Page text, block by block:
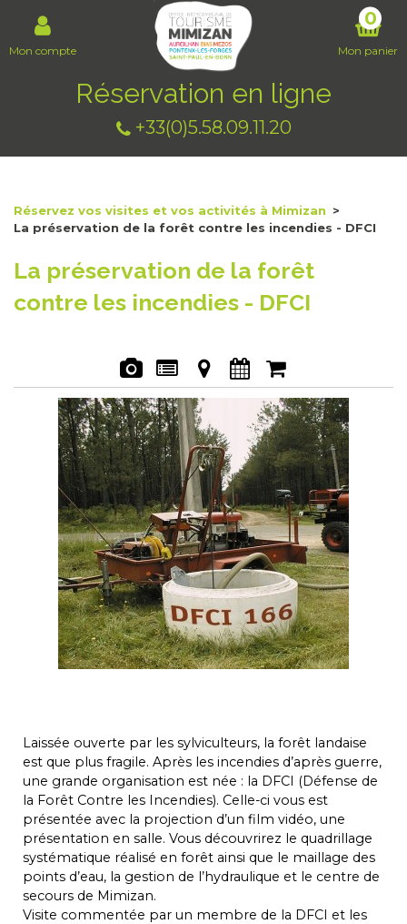
Réservation en ligne
+33(0)5.58.09.11.20
Mon compte Mon panier
0
Réservez vos visites et vos activités à Mimizan >
La préservation de la forêt contre les incendies - DFCI
La préservation de la forêt
contre les incendies - DFCI
Laissée ouverte par les sylviculteurs, la forêt landaise
est que plus fragile. Après les incendies d’après guerre,
une grande organisation est née : la DFCI (Défense de
la Forêt Contre les Incendies). Celle-ci vous est
présentée avec la projection d’un film vidéo, une
présentation en salle. Vous découvrirez le quadrillage
systématique réalisé en forêt ainsi que le maillage des
points d’eau, la gestion de l’hydraulique et le centre de
secours de Mimizan.
Visite commentée par un membre de la DFCI et les